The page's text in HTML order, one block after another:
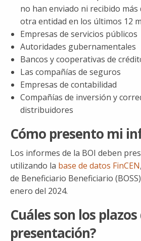
no han enviado ni recibido más
otra entidad en los últimos 12
Empresas de servicios públicos
Autoridades gubernamentales
Bancos y cooperativas de
Las compañías de seguros
Empresas de contabilidad
Compañías de inversión y
distribuidores
Cómo presento mi
Los informes de la BOI deben
utilizando la base de datos FinCEN
de Beneficiario Beneficiario
enero del 2024.
Cuáles son los plazos
presentación?